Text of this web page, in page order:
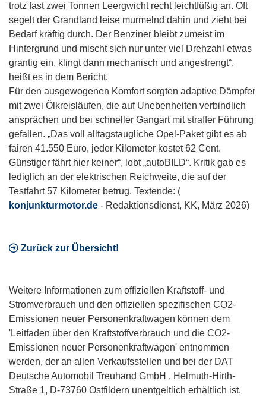
trotz fast zwei Tonnen Leergwicht recht leichtfüßig an. Oft
segelt der Grandland leise murmelnd dahin und zieht bei
Bedarf kräftig durch. Der Benziner bleibt zumeist im
Hintergrund und mischt sich nur unter viel Drehzahl etwas
grantig ein, klingt dann mechanisch und angestrengt“,
heißt es in dem Bericht.
Für den ausgewogenen Komfort sorgten adaptive Dämpfer
mit zwei Ölkreisläufen, die auf Unebenheiten verbindlich
ansprächen und bei schneller Gangart mit straffer Führung
gefallen. „Das voll alltagstaugliche Opel-Paket gibt es ab
fairen 41.550 Euro, jeder Kilometer kostet 62 Cent.
Günstiger fährt hier keiner“, lobt „autoBILD“. Kritik gab es
lediglich an der elektrischen Reichweite, die auf der
Testfahrt 57 Kilometer betrug. Textende: (
konjunkturmotor.de - Redaktionsdienst, KK, März 2026)
Zurück zur Übersicht!
Weitere Informationen zum offiziellen Kraftstoff- und
Stromverbrauch und den offiziellen spezifischen CO2-
Emissionen neuer Personenkraftwagen können dem
'Leitfaden über den Kraftstoffverbrauch und die CO2-
Emissionen neuer Personenkraftwagen' entnommen
werden, der an allen Verkaufsstellen und bei der DAT
Deutsche Automobil Treuhand GmbH , Helmuth-Hirth-
Straße 1, D-73760 Ostfildern unentgeltlich erhältlich ist.